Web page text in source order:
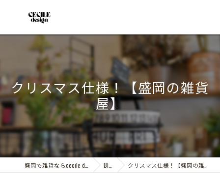
クリスマス仕様！【盛岡の雑貨
屋】
Blog クリスマス仕様！【盛岡の雑貨屋】